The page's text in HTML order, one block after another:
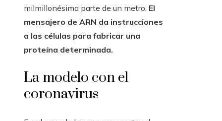
milmillonésima parte de un metro. El
mensajero de ARN da instrucciones
a las células para fabricar una
proteína determinada.
La modelo con el
coronavirus